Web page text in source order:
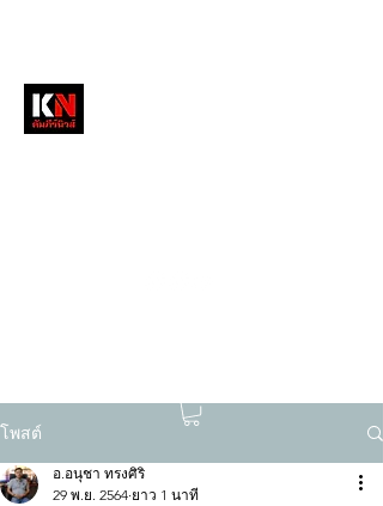
โพสต์
อ.อนุชา ทรงศิริ
29 พ.ย. 2564 ยาว 1 นาที